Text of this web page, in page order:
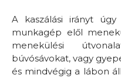
A kaszálási irányt
munkagép elől
menekülési
búvósávokat, vagy
és mindvégig a lábon